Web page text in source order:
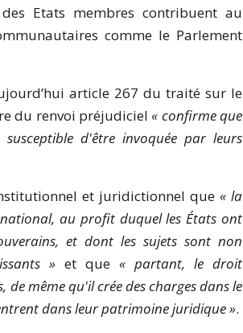
Etats membres contribuent au
comme le Parlement
article 267 du traité sur le
du renvoi préjudiciel« confirme que
d'être invoquée par leurs
et juridictionnel que « la
au profit duquel les États ont
et dont les sujets sont non
»et que « partant, le droit
même qu'il crée des charges dans le
dans leur patrimoine juridique ».